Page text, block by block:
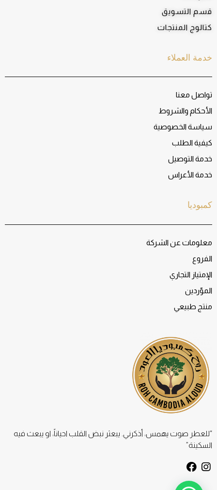
“للعطر صوت يهمس، أذكرني. يبعثر نبض القلب احياناً، او يبعث فيه
السكينة”
I
s
F
c
كمبوديا
معلومات عن الشركة
الفروع
الإمتياز التجاري
الموّردين
منتج طبيعي
خدمة العملاء
تواصل معنا
الأحكام والشروط
سياسة الخصوصية
كيفية الطلب
خدمة التوصيل
خدمة الأعراس
قسم التسويق
كتالوج المنتجات